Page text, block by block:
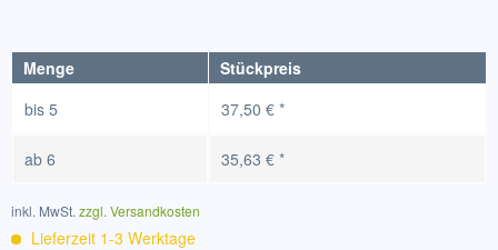
Menge
Stückpreis
bis 5 37,50 € *
ab 6 35,63 € *
inkl. MwSt. zzgl. Versandkosten
Lieferzeit 1-3 Werktage